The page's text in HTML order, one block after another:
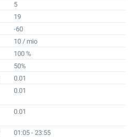
5
19
-60
10 / mio
100 %
50%
0.01
0.01
0.01
01:05 - 23:55